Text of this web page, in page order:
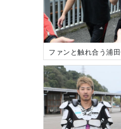
ファンと触れ合う浦